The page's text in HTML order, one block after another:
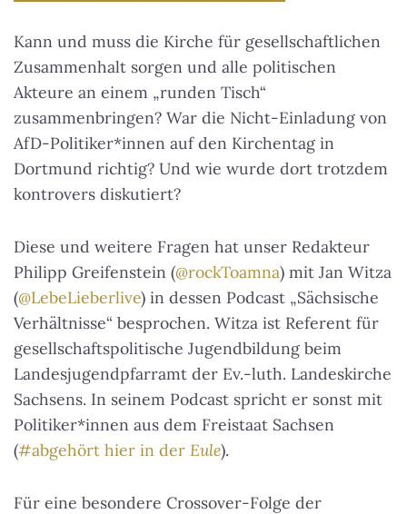
Kann und muss die Kirche für gesellschaftlichen
Zusammenhalt sorgen und alle politischen
Akteure an einem „runden Tisch“
zusammenbringen? War die Nicht-Einladung von
AfD-Politiker*innen auf den Kirchentag in
Dortmund richtig? Und wie wurde dort trotzdem
kontrovers diskutiert?
Diese und weitere Fragen hat unser Redakteur
Philipp Greifenstein (@rockToamna) mit Jan Witza
(@LebeLieberlive) in dessen Podcast „Sächsische
Verhältnisse“ besprochen. Witza ist Referent für
gesellschaftspolitische Jugendbildung beim
Landesjugendpfarramt der Ev.-luth. Landeskirche
Sachsens. In seinem Podcast spricht er sonst mit
Politiker*innen aus dem Freistaat Sachsen
(#abgehört hier in der Eule).
Für eine besondere Crossover-Folge der